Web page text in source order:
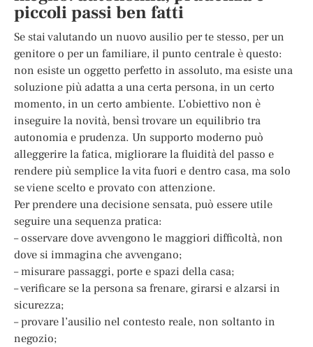
piccoli passi ben fatti
Se stai valutando un nuovo ausilio per te stesso, per un
genitore o per un familiare, il punto centrale è questo:
non esiste un oggetto perfetto in assoluto, ma esiste una
soluzione più adatta a una certa persona, in un certo
momento, in un certo ambiente. L’obiettivo non è
inseguire la novità, bensì trovare un equilibrio tra
autonomia e prudenza. Un supporto moderno può
alleggerire la fatica, migliorare la fluidità del passo e
rendere più semplice la vita fuori e dentro casa, ma solo
se viene scelto e provato con attenzione.
Per prendere una decisione sensata, può essere utile
seguire una sequenza pratica:
– osservare dove avvengono le maggiori difficoltà, non
dove si immagina che avvengano;
– misurare passaggi, porte e spazi della casa;
– verificare se la persona sa frenare, girarsi e alzarsi in
sicurezza;
– provare l’ausilio nel contesto reale, non soltanto in
negozio;